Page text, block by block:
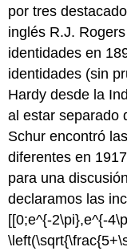
por tres
inglés R.J.
identidades en
identidades (sin
Hardy desde la
al estar separado
Schur encontró
diferentes en
para una
declaramos las
[[0;e^{-2\pi},e^{-